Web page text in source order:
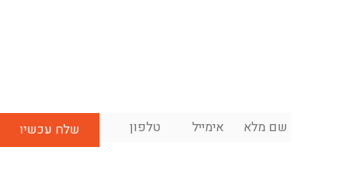
שם
מלא
אימייל *